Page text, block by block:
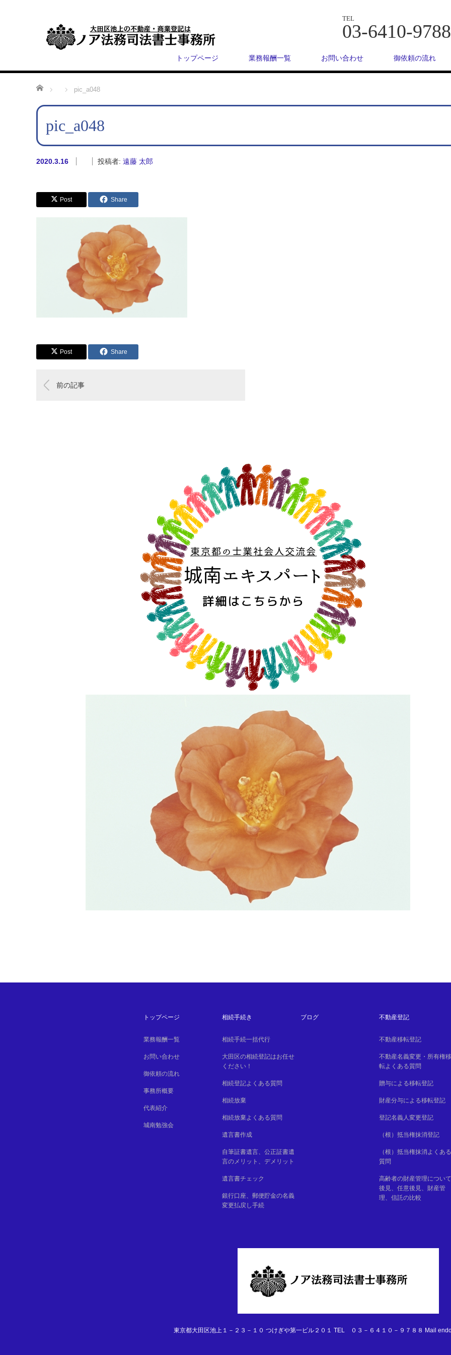
TEL
03-6410-9788
トップページ 業務報酬一覧 お問い合わせ 御依頼の流れ
ホーム pic_a048
pic_a048
2020.3.16 投稿者: 遠藤 太郎
Post Share
Post Share
前の記事
トップページ
業務報酬一覧
お問い合わせ
御依頼の流れ
事務所概要
代表紹介
城南勉強会
相続手続き
相続手続一括代行
大田区の相続登記はお任せ
ください！
相続登記よくある質問
相続放棄
相続放棄よくある質問
遺言書作成
自筆証書遺言、公正証書遺
言のメリット、デメリット
遺言書チェック
銀行口座、郵便貯金の名義
変更払戻し手続
ブログ 不動産登記
不動産移転登記
不動産名義変更・所有権移
転よくある質問
贈与による移転登記
財産分与による移転登記
登記名義人変更登記
（根）抵当権抹消登記
（根）抵当権抹消よくある
質問
高齢者の財産管理について
後見、任意後見、財産管
理、信託の比較
東京都大田区池上１－２３－１０ つけぎや第一ビル２０１ TEL ０３－６４１０－９７８８ Mail